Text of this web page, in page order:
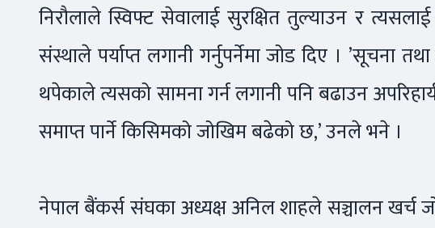
निरौलाले स्विफ्ट सेवालाई सुरक्षित तुल्याउन र त्यसलाई
संस्थाले पर्याप्त लगानी गर्नुपर्नेमा जोड दिए । ’सूचना
थपेकाले त्यसको सामना गर्न लगानी पनि बढाउन
समाप्त पार्ने किसिमको जोखिम बढेको छ,’ उनले भने ।
नेपाल बैंकर्स संघका अध्यक्ष अनिल शाहले सञ्चालन खर्च